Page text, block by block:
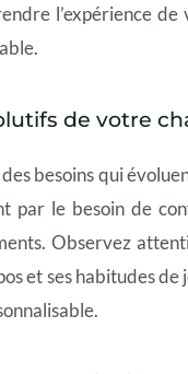
l’expérience
de votre
besoins qui
par le besoin de
Observez
et ses habitudes